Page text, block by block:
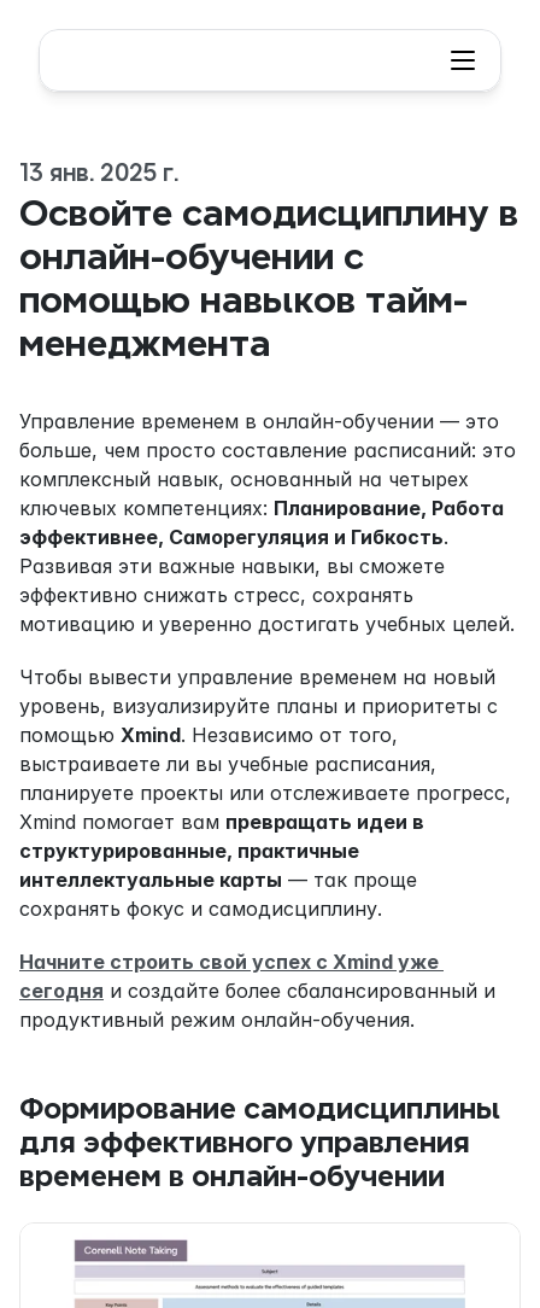
13 янв. 2025 г.
Освойте самодисциплину в
онлайн-обучении с
помощью навыков тайм-
менеджмента
Управление временем в онлайн-обучении — это
больше, чем просто составление расписаний: это
комплексный навык, основанный на четырех
ключевых компетенциях: Планирование, Работа
эффективнее, Саморегуляция и Гибкость.
Развивая эти важные навыки, вы сможете
эффективно снижать стресс, сохранять
мотивацию и уверенно достигать учебных целей.
Чтобы вывести управление временем на новый
уровень, визуализируйте планы и приоритеты с
помощью Xmind. Независимо от того,
выстраиваете ли вы учебные расписания,
планируете проекты или отслеживаете прогресс,
Xmind помогает вам превращать идеи в
структурированные, практичные
интеллектуальные карты — так проще
сохранять фокус и самодисциплину.
Начните строить свой успех с Xmind уже
сегодня и создайте более сбалансированный и
продуктивный режим онлайн-обучения.
Формирование самодисциплины
для эффективного управления
временем в онлайн-обучении